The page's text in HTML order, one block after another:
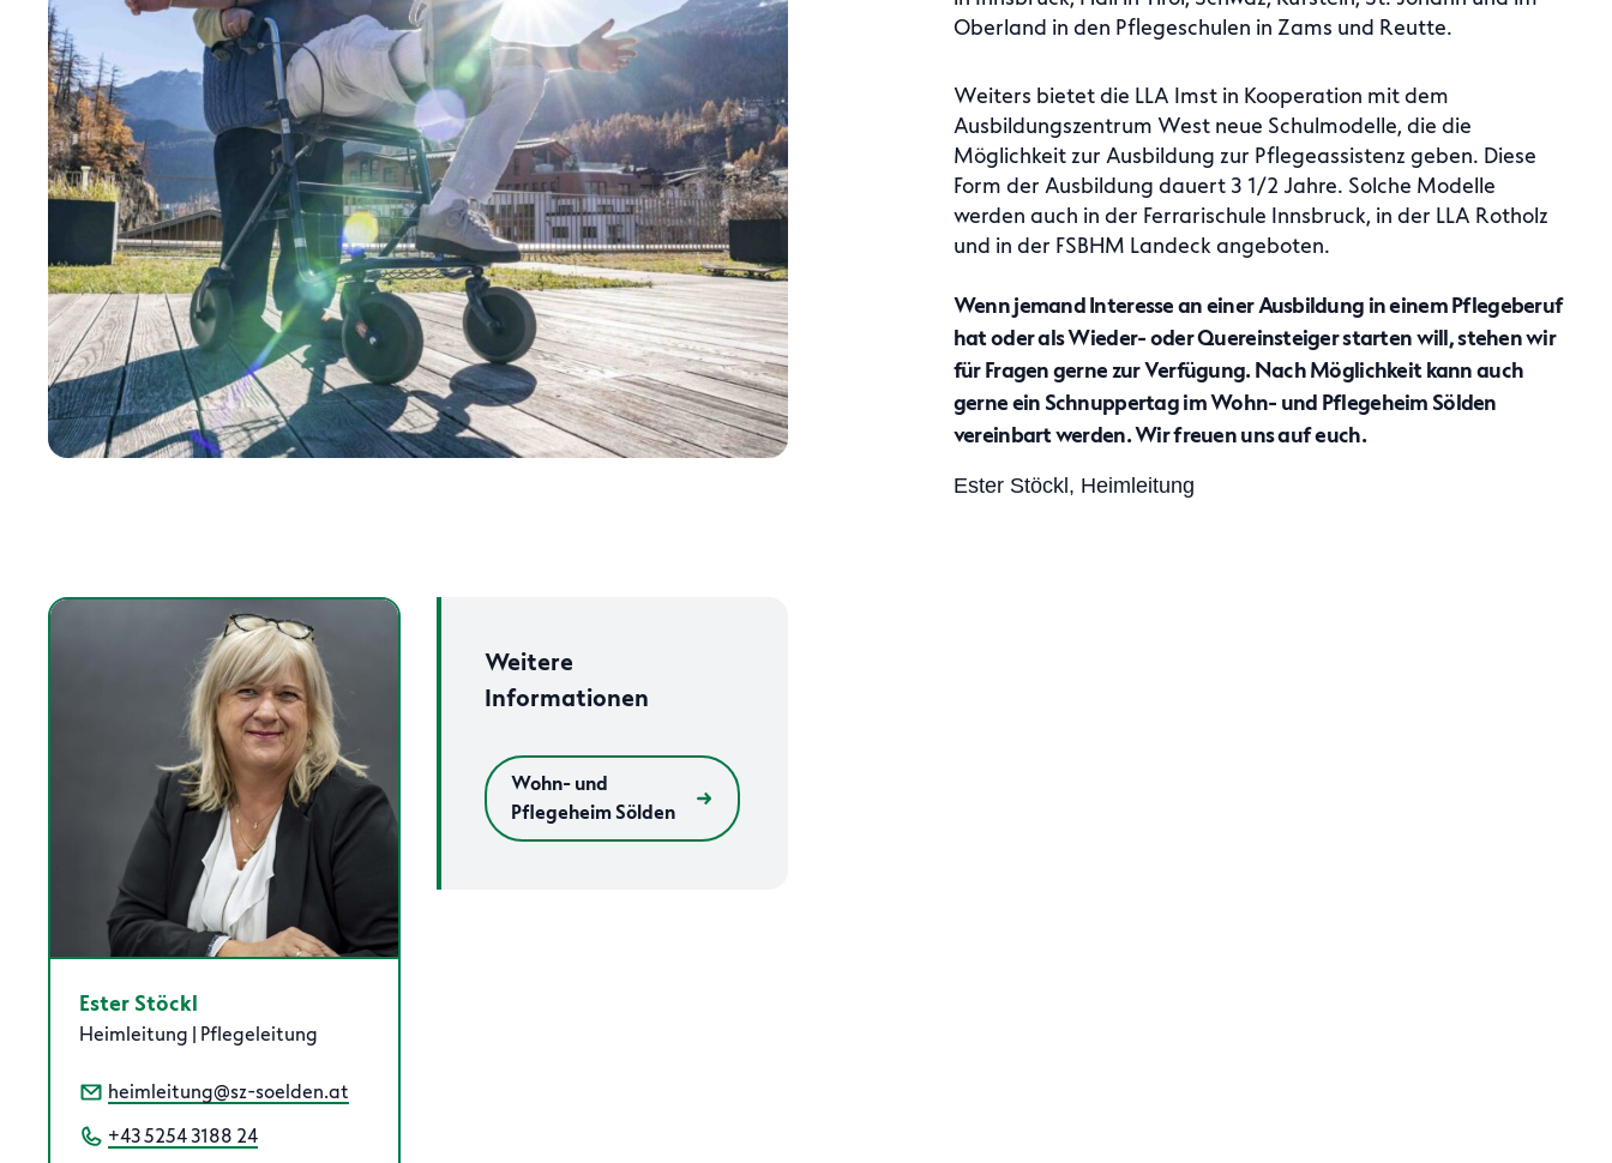
Oberland in den Pflegeschulen in Zams und Reutte.
Weiters bietet die LLA Imst in Kooperation mit dem
Ausbildungszentrum West neue Schulmodelle, die die
Möglichkeit zur Ausbildung zur Pflegeassistenz geben. Diese
Form der Ausbildung dauert 3 1/2 Jahre. Solche Modelle
werden auch in der Ferrarischule Innsbruck, in der LLA Rotholz
und in der FSBHM Landeck angeboten.
Wenn jemand Interesse an einer Ausbildung in einem Pflegeberuf
hat oder als Wieder- oder Quereinsteiger starten will, stehen wir
für Fragen gerne zur Verfügung. Nach Möglichkeit kann auch
gerne ein Schnuppertag im Wohn- und Pflegeheim Sölden
vereinbart werden. Wir freuen uns auf euch.
Ester Stöckl, Heimleitung
Ester Stöckl
Heimleitung | Pflegeleitung
heimleitung@sz-soelden.at
+43 5254 3188 24
Weitere
Informationen
Wohn- und
Pflegeheim Sölden